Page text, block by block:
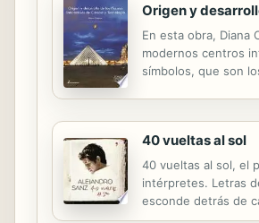
Origen y
En esta obra, Diana
modernos centros
símbolos, que son
40 vueltas al sol
40 vueltas al sol, el
intérpretes. Letras
esconde detrás de
Alejandro Sanz,